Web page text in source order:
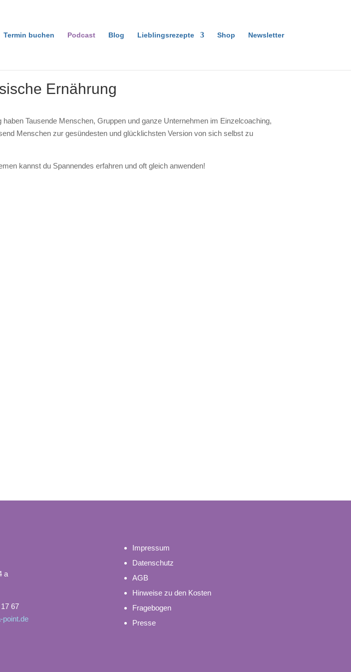
Termin buchen Podcast Blog Lieblingsrezepte Shop Newsletter
Ernährung
Tausende Menschen, Gruppen und ganze Unternehmen im Einzelcoaching,
Menschen zur gesündesten und glücklichsten Version von sich selbst zu
kannst du Spannendes erfahren und oft gleich anwenden!
a
67
point.de
Impressum
Datenschutz
AGB
Hinweise zu den Kosten
Fragebogen
Presse